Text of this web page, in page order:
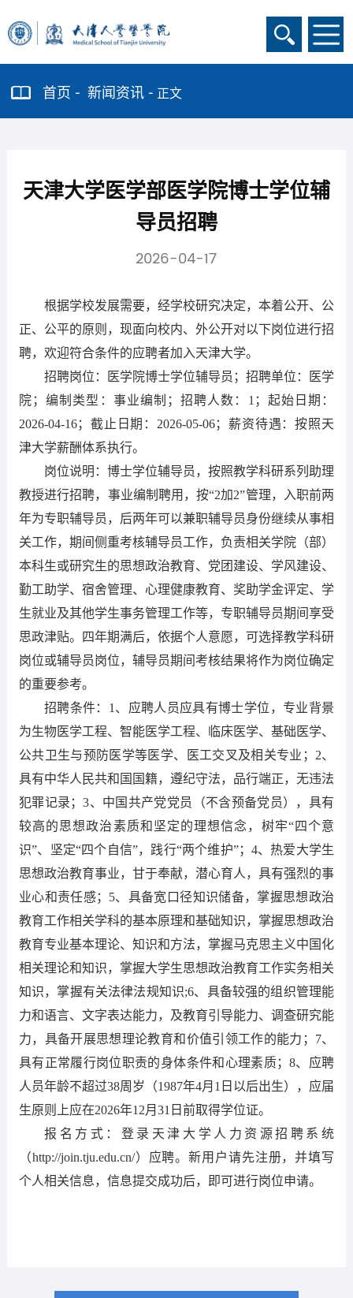
首页 新闻资讯 正文
天津大学医学部医学院博士学位辅
导员招聘
2026-04-17
根据学校发展需要，经学校研究决定，本着公开、公
正、公平的原则，现面向校内、外公开对以下岗位进行招
聘，欢迎符合条件的应聘者加入天津大学。
招聘岗位：医学院博士学位辅导员；招聘单位：医学
院；编制类型：事业编制；招聘人数：1；起始日期：
2026-04-16；截止日期：2026-05-06；薪资待遇：按照天
津大学薪酬体系执行。
岗位说明：博士学位辅导员，按照教学科研系列助理
教授进行招聘，事业编制聘用，按“2加2”管理，入职前两
年为专职辅导员，后两年可以兼职辅导员身份继续从事相
关工作，期间侧重考核辅导员工作，负责相关学院（部）
本科生或研究生的思想政治教育、党团建设、学风建设、
勤工助学、宿舍管理、心理健康教育、奖助学金评定、学
生就业及其他学生事务管理工作等，专职辅导员期间享受
思政津贴。四年期满后，依据个人意愿，可选择教学科研
岗位或辅导员岗位，辅导员期间考核结果将作为岗位确定
的重要参考。
招聘条件：1、应聘人员应具有博士学位，专业背景
为生物医学工程、智能医学工程、临床医学、基础医学、
公共卫生与预防医学等医学、医工交叉及相关专业；2、
具有中华人民共和国国籍，遵纪守法，品行端正，无违法
犯罪记录；3、中国共产党党员（不含预备党员），具有
较高的思想政治素质和坚定的理想信念，树牢“四个意
识”、坚定“四个自信”，践行“两个维护”；4、热爱大学生
思想政治教育事业，甘于奉献，潜心育人，具有强烈的事
业心和责任感；5、具备宽口径知识储备，掌握思想政治
教育工作相关学科的基本原理和基础知识，掌握思想政治
教育专业基本理论、知识和方法，掌握马克思主义中国化
相关理论和知识，掌握大学生思想政治教育工作实务相关
知识，掌握有关法律法规知识;6、具备较强的组织管理能
力和语言、文字表达能力，及教育引导能力、调查研究能
力，具备开展思想理论教育和价值引领工作的能力；7、
具有正常履行岗位职责的身体条件和心理素质；8、应聘
人员年龄不超过38周岁（1987年4月1日以后出生），应届
生原则上应在2026年12月31日前取得学位证。
报名方式：登录天津大学人力资源招聘系统
（http://join.tju.edu.cn/）应聘。新用户请先注册，并填写
个人相关信息，信息提交成功后，即可进行岗位申请。